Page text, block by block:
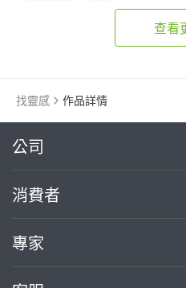
查看
找靈感 作品詳情
公司
關於我們
部落格
加入我們
消費者
買服務
專家
案件中心
繼續完成